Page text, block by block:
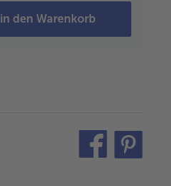
in den Warenkorb
teilen